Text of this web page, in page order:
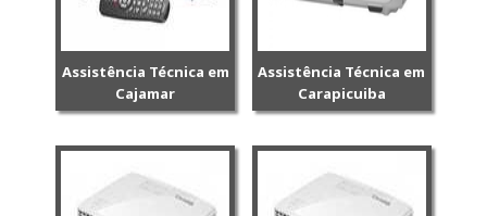
Assistência Técnica em
Cajamar
Assistência Técnica em
Carapicuiba